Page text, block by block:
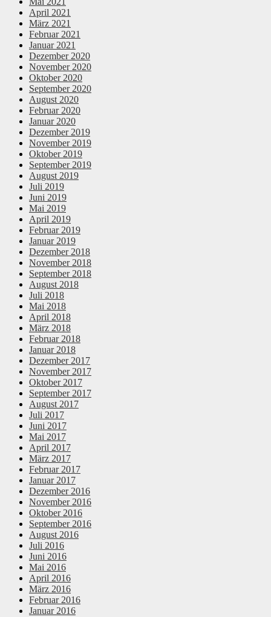
April 2021
März 2021
Februar 2021
Januar 2021
Dezember 2020
November 2020
Oktober 2020
September 2020
August 2020
Februar 2020
Januar 2020
Dezember 2019
November 2019
Oktober 2019
September 2019
August 2019
Juli 2019
Juni 2019
Mai 2019
April 2019
Februar 2019
Januar 2019
Dezember 2018
November 2018
September 2018
August 2018
Juli 2018
Mai 2018
April 2018
März 2018
Februar 2018
Januar 2018
Dezember 2017
November 2017
Oktober 2017
September 2017
August 2017
Juli 2017
Juni 2017
Mai 2017
April 2017
März 2017
Februar 2017
Januar 2017
Dezember 2016
November 2016
Oktober 2016
September 2016
August 2016
Juli 2016
Juni 2016
Mai 2016
April 2016
März 2016
Februar 2016
Januar 2016